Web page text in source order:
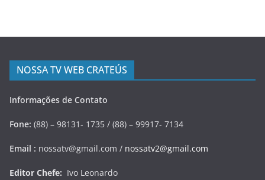
NOSSA TV WEB CRATEÚS
Informações de Contato
Fone: (88) – 98131- 1735 / (88) – 99917- 7134
Email : nossatv@gmail.com / nossatv2@gmail.com
Editor Chefe: Ivo Leonardo